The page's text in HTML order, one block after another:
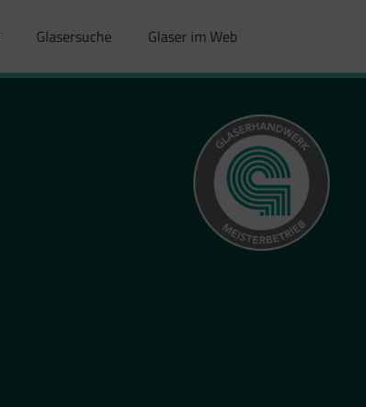
Glasersuche Glaser im Web